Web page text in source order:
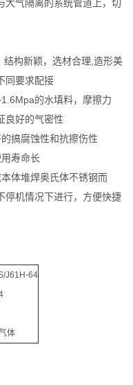
大气隔离的系统管道上，切
构新颖，选材合理,造形美
同要求配接
的水填料，摩擦力
良好的气密性
搞腐蚀性和抗擦伤性
寿命长
体堆焊奥氏体不锈钢而
停机情况下进行，方便快捷
J61H-64
体